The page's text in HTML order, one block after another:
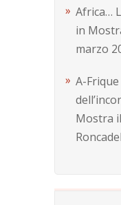
Africa…
in
marzo
A-
Mostra